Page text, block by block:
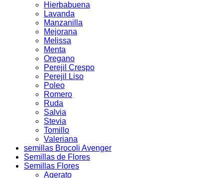
Hierbabuena
Lavanda
Manzanilla
Mejorana
Melissa
Menta
Oregano
Perejil Crespo
Perejil Liso
Poleo
Romero
Ruda
Salvia
Stevia
Tomillo
Valeriana
semillas Brocoli Avenger
Semillas de Flores
Semillas Flores
Agerato